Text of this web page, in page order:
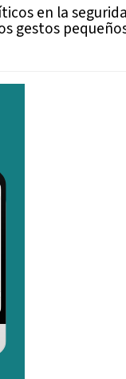
en la
gestos